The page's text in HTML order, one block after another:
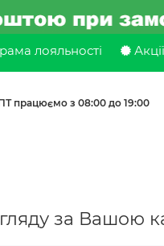
лояльності Акції
працюємо з 08:00 до 19:00
за Вашою